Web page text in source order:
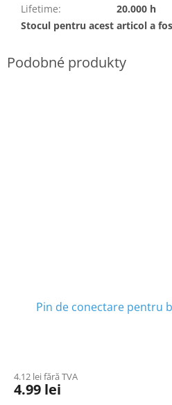
Lifetime:
20.000 h
Stocul pentru acest articol a
Pin de conectare pentru
4.12 lei fără TVA
4.99 lei